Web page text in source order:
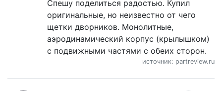
Спешу поделиться радостью. Купил
оригинальные, но неизвестно от чего
щетки дворников. Монолитные,
аэродинамический корпус (крылышком)
с подвижными частями с обеих сторон.
источник: partreview.ru